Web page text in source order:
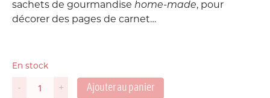
sachets de gourmandise home-made, pour
décorer des pages de carnet…
En stock
-
quantité
+ Ajouter au panier